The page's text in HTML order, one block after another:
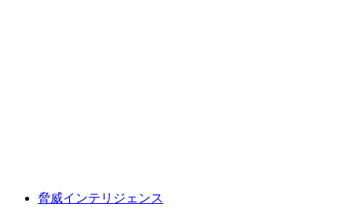
脅威インテリジェンス